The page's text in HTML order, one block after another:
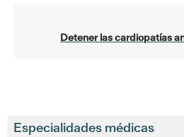
Especialidades médicas
Detener las cardiopatías